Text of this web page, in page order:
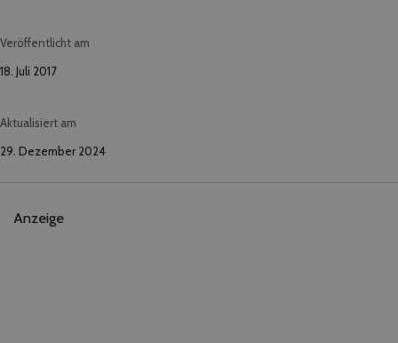
Veröffentlicht am
18. Juli 2017
Aktualisiert am
29. Dezember 2024
Anzeige